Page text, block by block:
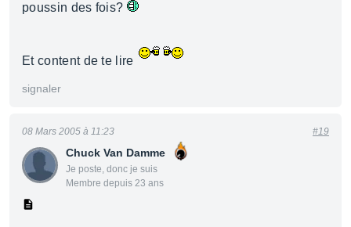
poussin des fois?
Et content de te lire
signaler
Chuck Van Damme
Je poste, donc je suis
Membre depuis 23 ans
08 Mars 2005 à 11:23 #19